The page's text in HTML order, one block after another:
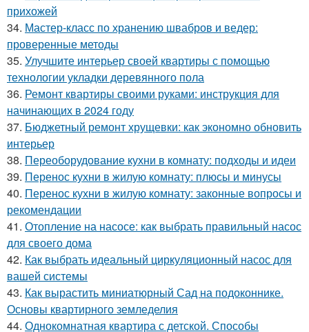
прихожей
34. Мастер-класс по хранению швабров и ведер:
проверенные методы
35. Улучшите интерьер своей квартиры с помощью
технологии укладки деревянного пола
36. Ремонт квартиры своими руками: инструкция для
начинающих в 2024 году
37. Бюджетный ремонт хрущевки: как экономно обновить
интерьер
38. Переоборудование кухни в комнату: подходы и идеи
39. Перенос кухни в жилую комнату: плюсы и минусы
40. Перенос кухни в жилую комнату: законные вопросы и
рекомендации
41. Отопление на насосе: как выбрать правильный насос
для своего дома
42. Как выбрать идеальный циркуляционный насос для
вашей системы
43. Как вырастить миниатюрный Сад на подоконнике.
Основы квартирного земледелия
44. Однокомнатная квартира с детской. Способы